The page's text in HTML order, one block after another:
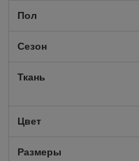
Пол
Сезон
Ткань
Цвет
Размеры